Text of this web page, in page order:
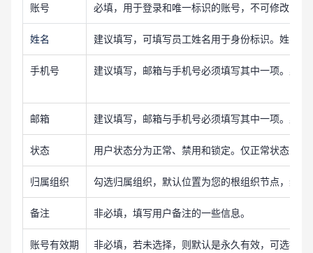
账号 必填，用于登录和唯一标识的账号，不可修改，企
姓名 建议填写，可填写员工姓名用于身份标识。姓名
手机号 建议填写，邮箱与手机号必须填写其中一项。默
邮箱 建议填写，邮箱与手机号必须填写其中一项。默
状态 用户状态分为正常、禁用和锁定。仅正常状态的用
归属组织 勾选归属组织，默认位置为您的根组织节点，组
备注 非必填，填写用户备注的一些信息。
账号有效期 非必填，若未选择，则默认是永久有效，可选择